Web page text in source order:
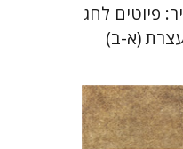
פיוטים לחג
עצרת (א-ב)